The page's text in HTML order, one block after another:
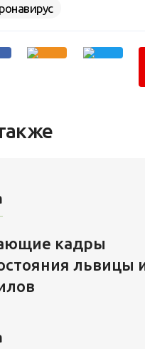
кадры
львицы